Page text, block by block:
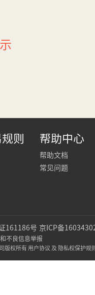
则 帮助中心
帮助文档
常见问题
161186号 京ICP备
不良信息举报
权所有 用户协议 及 隐私权保护规